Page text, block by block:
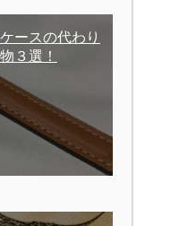
ースの代わり
３選！